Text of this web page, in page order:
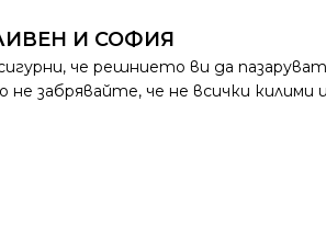
И СОФИЯ
че решнието ви да
не забрявайте, че не всички